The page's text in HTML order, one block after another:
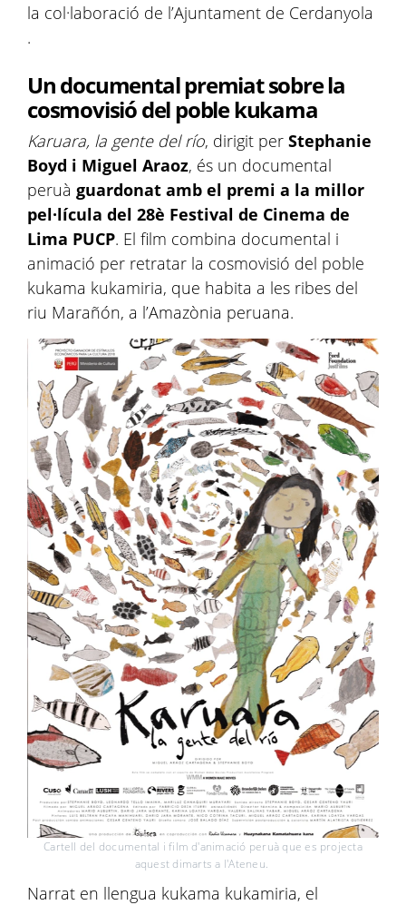
la col·laboració de l’Ajuntament de Cerdanyola
.
Un documental premiat sobre la
cosmovisió del poble kukama
Karuara, la gente del río, dirigit per Stephanie
Boyd i Miguel Araoz, és un documental
peruà guardonat amb el premi a la millor
pel·lícula del 28è Festival de Cinema de
Lima PUCP. El film combina documental i
animació per retratar la cosmovisió del poble
kukama kukamiria, que habita a les ribes del
riu Marañón, a l’Amazònia peruana.
Cartell del documental i film d'animació peruà que es projecta
aquest dimarts a l'Ateneu.
Narrat en llengua kukama kukamiria, el